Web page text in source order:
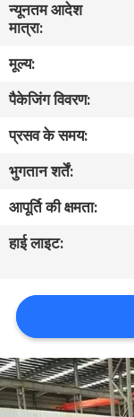
कारखाने
दौरा
गुणवत्ता
नियंत्रण
हमसे
संपर्क
करें
समाचार
बोली
न्यूनतम आदेश
मात्रा:
मूल्य:
पैकेजिंग विवरण:
प्रसव के समय:
भुगतान शर्तें:
आपूर्ति की क्षमता:
हाई लाइट: